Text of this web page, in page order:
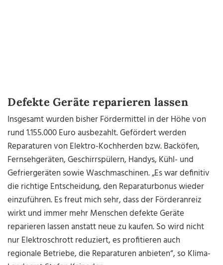
Defekte Geräte reparieren lassen
Insgesamt wurden bisher Fördermittel in der Höhe von
rund 1.155.000 Euro ausbezahlt. Gefördert werden
Reparaturen von Elektro-Kochherden bzw. Backöfen,
Fernsehgeräten, Geschirrspülern, Handys, Kühl- und
Gefriergeräten sowie Waschmaschinen. „Es war definitiv
die richtige Entscheidung, den Reparaturbonus wieder
einzuführen. Es freut mich sehr, dass der Förderanreiz
wirkt und immer mehr Menschen defekte Geräte
reparieren lassen anstatt neue zu kaufen. So wird nicht
nur Elek­troschrott reduziert, es profitieren auch
regionale Betriebe, die Reparaturen anbieten“, so Klima-